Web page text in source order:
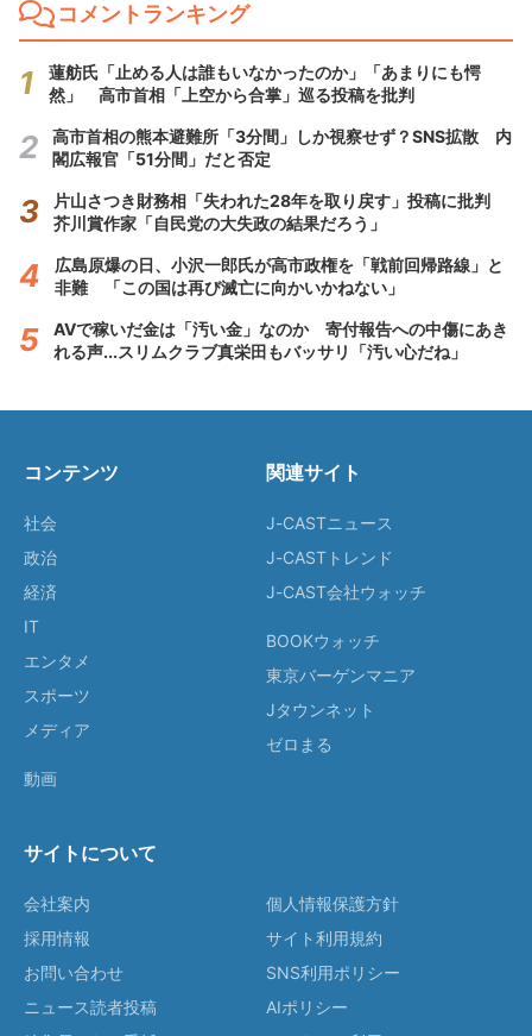
コメントランキング
蓮舫氏「止める人は誰もいなかったのか」「あまりにも愕
然」 高市首相「上空から合掌」巡る投稿を批判
高市首相の熊本避難所「3分間」しか視察せず？SNS拡散 内
閣広報官「51分間」だと否定
片山さつき財務相「失われた28年を取り戻す」投稿に批判
芥川賞作家「自民党の大失政の結果だろう」
広島原爆の日、小沢一郎氏が高市政権を「戦前回帰路線」と
非難 「この国は再び滅亡に向かいかねない」
AVで稼いだ金は「汚い金」なのか 寄付報告への中傷にあき
れる声...スリムクラブ真栄田もバッサリ「汚い心だね」
コンテンツ
社会
政治
経済
IT
エンタメ
スポーツ
メディア
動画
関連サイト
J-CASTニュース
J-CASTトレンド
J-CAST会社ウォッチ
BOOKウォッチ
東京バーゲンマニア
Jタウンネット
ゼロまる
サイトについて
会社案内
採用情報
お問い合わせ
ニュース読者投稿
個人情報保護方針
サイト利用規約
SNS利用ポリシー
AIポリシー